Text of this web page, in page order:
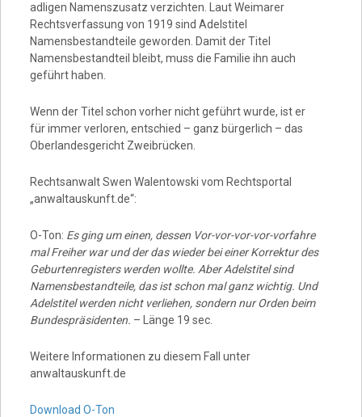
adligen Namenszusatz verzichten. Laut Weimarer
Rechtsverfassung von 1919 sind Adelstitel
Namensbestandteile geworden. Damit der Titel
Namensbestandteil bleibt, muss die Familie ihn auch
geführt haben.
Wenn der Titel schon vorher nicht geführt wurde, ist er
für immer verloren, entschied – ganz bürgerlich – das
Oberlandesgericht Zweibrücken.
Rechtsanwalt Swen Walentowski vom Rechtsportal
„anwaltauskunft.de“:
O-Ton: Es ging um einen, dessen Vor-vor-vor-vor-vorfahre
mal Freiher war und der das wieder bei einer Korrektur des
Geburtenregisters werden wollte. Aber Adelstitel sind
Namensbestandteile, das ist schon mal ganz wichtig. Und
Adelstitel werden nicht verliehen, sondern nur Orden beim
Bundespräsidenten. – Länge 19 sec.
Weitere Informationen zu diesem Fall unter
anwaltauskunft.de
Download O-Ton